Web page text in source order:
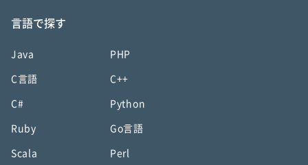
言語で探す
Java PHP
C言語 C++
C# Python
Ruby Go言語
Scala Perl